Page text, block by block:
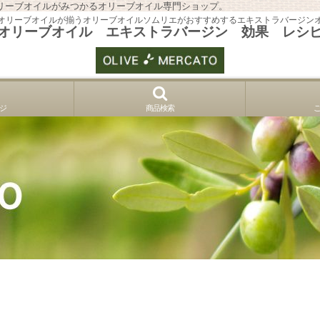
ブオイルがみつかるオリーブオイル専門ショップ。
リーブオイルが揃うオリーブオイルソムリエがおすすめするエキストラバージン
リーブオイル エキストラバージン 効果 レシ
商品検索